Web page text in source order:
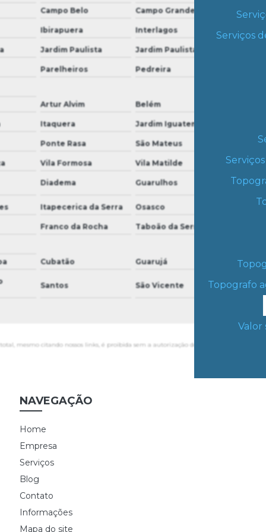
Serviços
Topografo
Valor
Campo Belo Campo Grande Campo
Ibirapuera Interlagos Ipiranga
Jardim Paulista Jardim Paulistano
Parelheiros Pedreira
Artur Alvim Belém Cidade
Itaquera Jardim Iguatemi José
Ponte Rasa São Mateus São
Vila Formosa Vila Matilde Vila
Diadema Guarulhos Suzano
Itapecerica da Serra Osasco Barueri
Franco da Rocha Taboão da Serra
Cubatão Guarujá Ilha
Santos São Vicente Praia
mesmo citando nossos links, é proibida sem a autorização do autor. Crime de
NAVEGAÇÃO
Home
Empresa
Serviços
Blog
Contato
Informações
Mapa do site